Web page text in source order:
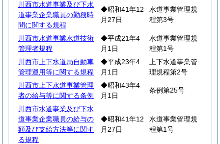
川西市水道事業及び下水
道事業企業職員の勤務時
間に関する規程
◆昭和41年12
月27日
水道事業管理規
程第3号
川西市水道事業水道技術
管理者規程
◆平成21年4
月1日
水道事業管理規
程第1号
川西市上下水道局自動車
管理運用等に関する規程
◆平成23年4
月1日
上下水道事業管
理規程第2号
川西市上下水道事業管理
者の給与等に関する条例
◆昭和43年4
月1日
条例第25号
川西市水道事業及び下水
道事業企業職員の給与の
額及び支給方法等に関す
る規程
◆昭和41年12
月27日
水道事業管理規
程第1号